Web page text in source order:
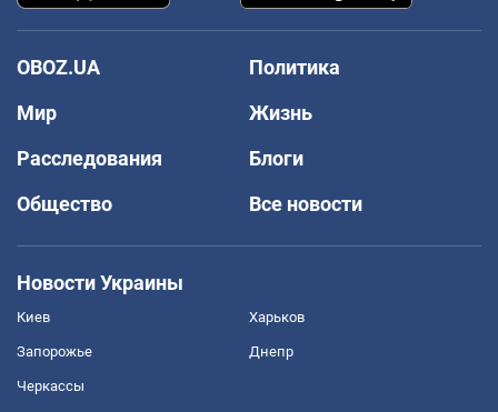
OBOZ.UA
Политика
Мир
Жизнь
Расследования
Блоги
Общество
Все новости
Новости Украины
Киев Харьков
Запорожье Днепр
Черкассы